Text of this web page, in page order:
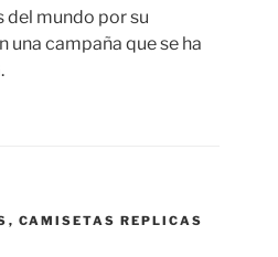
del mundo por su
una campaña que se ha
, CAMISETAS REPLICAS